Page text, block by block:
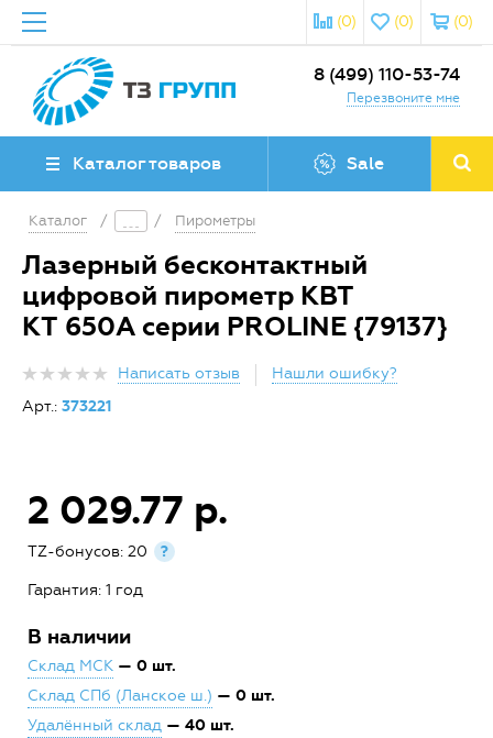
(0)
(0)
(0)
8 (499) 110-53-74
Перезвоните мне
Каталог товаров Sale
Каталог / / Пирометры
Лазерный бесконтактный
цифровой пирометр КВТ
KT 650A серии PROLINE {79137}
Написать отзыв
Нашли ошибку?
Арт.: 373221
2 029.77 р.
TZ-бонусов: 20 ?
Гарантия: 1 год
В наличии
Склад МСК — 0 шт.
Склад СПб (Ланское ш.) — 0 шт.
Удалённый склад — 40 шт.